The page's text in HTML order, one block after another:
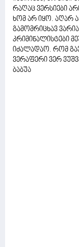
რაღაც ვერსიები
ხომ არ იყო. აღარ
გამომრიცხავ
კრიმინალისტები
იძალადაო. რომ
ვერაფერი ვერ
ბაბუა